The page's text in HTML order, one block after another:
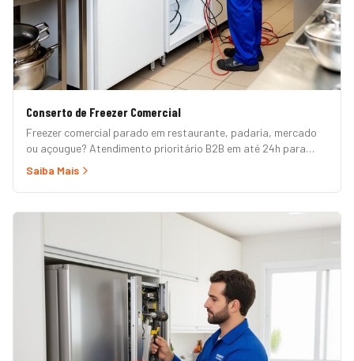
Conserto de Freezer Comercial
Freezer comercial parado em restaurante, padaria, mercado
ou açougue? Atendimento prioritário B2B em até 24h para
horizontal, vertical, expositor, ilha refrigerada e câmara fria.
Saiba Mais